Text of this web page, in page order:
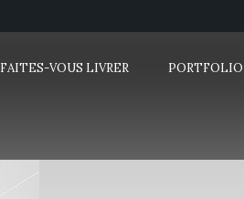
FAITES-VOUS LIVRER PORTFOLIO